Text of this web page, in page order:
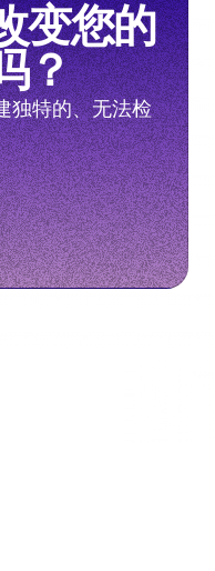
变您的
？
独特的、无法检